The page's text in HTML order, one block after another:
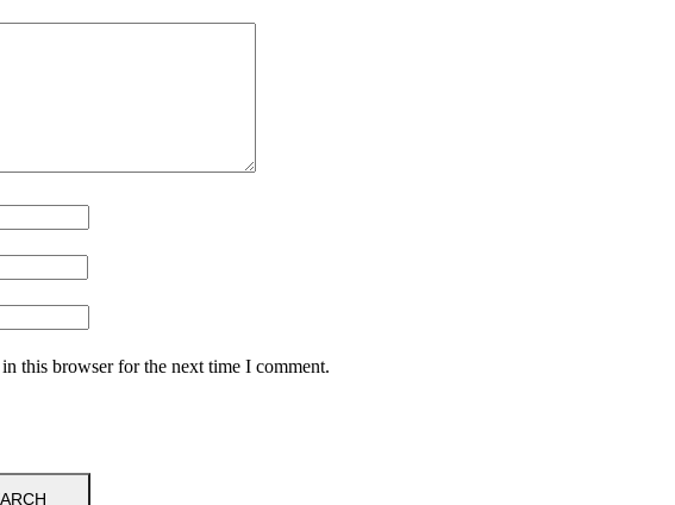
this browser for the next time I comment.